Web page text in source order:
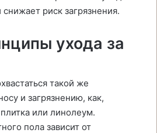
риск загрязнения.
ухода за
такой же
и загрязнению, как,
или линолеум.
пола зависит от